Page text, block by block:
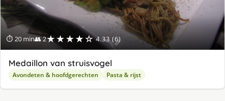
⏱ 20 min👥 2★★★★☆ 4.33 (6)
Medaillon van struisvogel
Avondeten & hoofdgerechten Pasta & rijst